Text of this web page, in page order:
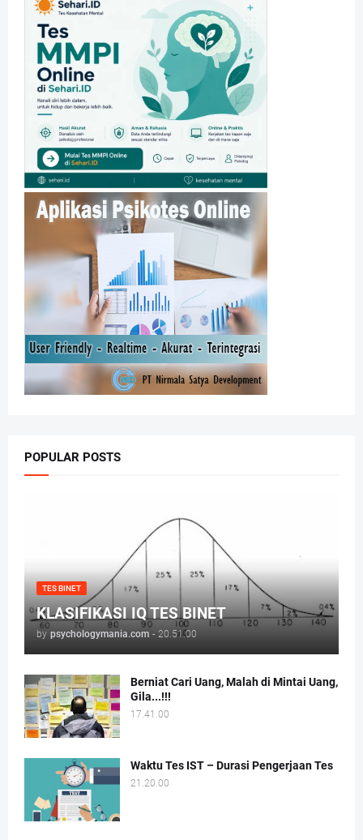
POPULAR POSTS
TES BINET
KLASIFIKASI IQ TES BINET
by psychologymania.com - 20.51.00
Berniat Cari Uang, Malah di Mintai Uang,
Gila...!!!
17.41.00
Waktu Tes IST – Durasi Pengerjaan Tes
21.20.00